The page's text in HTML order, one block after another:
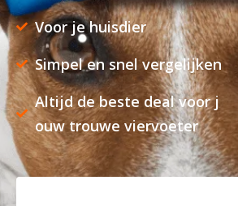
Voor je huisdier
Simpel en snel vergelijken
Altijd de beste deal voor j
ouw trouwe viervoeter